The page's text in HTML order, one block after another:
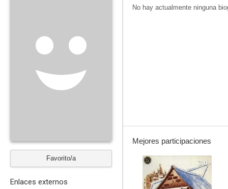
Favorito/a
Enlaces externos
No hay actualmente ninguna
Mejores participaciones
7.0